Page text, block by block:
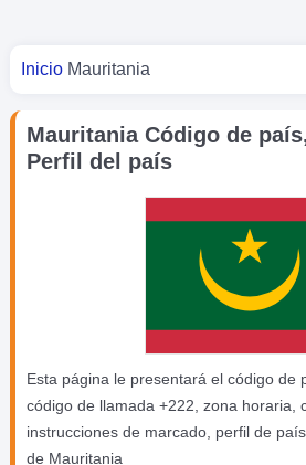
Usted está aquí
Inicio Mauritania
Mauritania Código de
Perfil del país
Esta página le presentará el código de
código de llamada +222, zona horaria,
instrucciones de marcado, perfil de
de Mauritania